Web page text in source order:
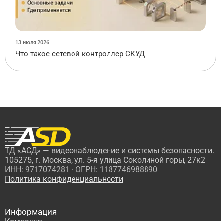
13 июля 2026
Что такое сетевой контроллер СКУД
ТД «АСД» — видеонаблюдение и системы безопасности.
105275, г. Москва, ул. 5-я улица Соколиной горы, 27к2
ИНН: 9717074281 · ОГРН: 1187746988890
Политика конфиденциальности
Информация